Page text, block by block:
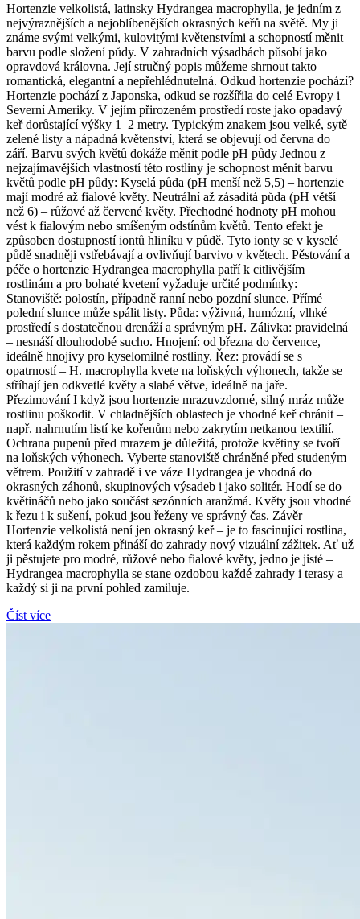
Hortenzie velkolistá, latinsky Hydrangea macrophylla, je jedním z
nejvýraznějších a nejoblíbenějších okrasných keřů na světě. My ji
známe svými velkými, kulovitými květenstvími a schopností měnit
barvu podle složení půdy. V zahradních výsadbách působí jako
opravdová královna. Její stručný popis můžeme shrnout takto –
romantická, elegantní a nepřehlédnutelná. Odkud hortenzie pochází?
Hortenzie pochází z Japonska, odkud se rozšířila do celé Evropy i
Severní Ameriky. V jejím přirozeném prostředí roste jako opadavý
keř dorůstající výšky 1–2 metry. Typickým znakem jsou velké, sytě
zelené listy a nápadná květenství, která se objevují od června do
září. Barvu svých květů dokáže měnit podle pH půdy Jednou z
nejzajímavějších vlastností této rostliny je schopnost měnit barvu
květů podle pH půdy: Kyselá půda (pH menší než 5,5) – hortenzie
mají modré až fialové květy. Neutrální až zásaditá půda (pH větší
než 6) – růžové až červené květy. Přechodné hodnoty pH mohou
vést k fialovým nebo smíšeným odstínům květů. Tento efekt je
způsoben dostupností iontů hliníku v půdě. Tyto ionty se v kyselé
půdě snadněji vstřebávají a ovlivňují barvivo v květech. Pěstování a
péče o hortenzie Hydrangea macrophylla patří k citlivějším
rostlinám a pro bohaté kvetení vyžaduje určité podmínky:
Stanoviště: polostín, případně ranní nebo pozdní slunce. Přímé
polední slunce může spálit listy. Půda: výživná, humózní, vlhké
prostředí s dostatečnou drenáží a správným pH. Zálivka: pravidelná
– nesnáší dlouhodobé sucho. Hnojení: od března do července,
ideálně hnojivy pro kyselomilné rostliny. Řez: provádí se s
opatrností – H. macrophylla kvete na loňských výhonech, takže se
stříhají jen odkvetlé květy a slabé větve, ideálně na jaře.
Přezimování I když jsou hortenzie mrazuvzdorné, silný mráz může
rostlinu poškodit. V chladnějších oblastech je vhodné keř chránit –
např. nahrnutím listí ke kořenům nebo zakrytím netkanou textilií.
Ochrana pupenů před mrazem je důležitá, protože květiny se tvoří
na loňských výhonech. Vyberte stanoviště chráněné před studeným
větrem. Použití v zahradě i ve váze Hydrangea je vhodná do
okrasných záhonů, skupinových výsadeb i jako solitér. Hodí se do
květináčů nebo jako součást sezónních aranžmá. Květy jsou vhodné
k řezu i k sušení, pokud jsou řeženy ve správný čas. Závěr
Hortenzie velkolistá není jen okrasný keř – je to fascinující rostlina,
která každým rokem přináší do zahrady nový vizuální zážitek. Ať už
ji pěstujete pro modré, růžové nebo fialové květy, jedno je jisté –
Hydrangea macrophylla se stane ozdobou každé zahrady i terasy a
každý si ji na první pohled zamiluje.
Číst více